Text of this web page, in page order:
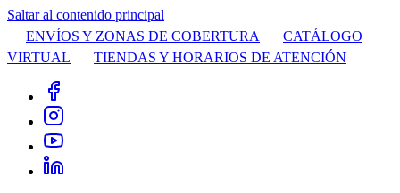
Saltar al contenido principal
ENVÍOS Y ZONAS DE COBERTURA
CATÁLOGO
VIRTUAL
TIENDAS Y HORARIOS DE ATENCIÓN